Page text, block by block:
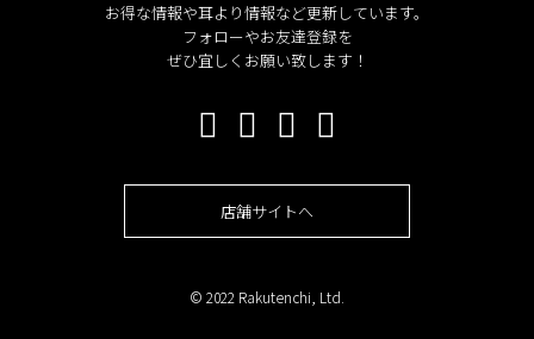
お得な情報や耳より情報など更新しています。
フォローやお友達登録を
ぜひ宜しくお願い致します！
店舗サイトへ
© 2022 Rakutenchi, Ltd.